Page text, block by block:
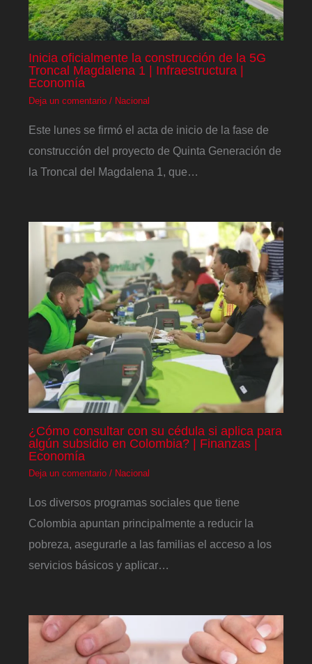
Inicia oficialmente la construcción de la 5G
Troncal Magdalena 1 | Infraestructura |
Economía
Deja un comentario / Nacional
Este lunes se firmó el acta de inicio de la fase de
construcción del proyecto de Quinta Generación de
la Troncal del Magdalena 1, que…
¿Cómo consultar con su cédula si aplica para
algún subsidio en Colombia? | Finanzas |
Economía
Deja un comentario / Nacional
Los diversos programas sociales que tiene
Colombia apuntan principalmente a reducir la
pobreza, asegurarle a las familias el acceso a los
servicios básicos y aplicar…